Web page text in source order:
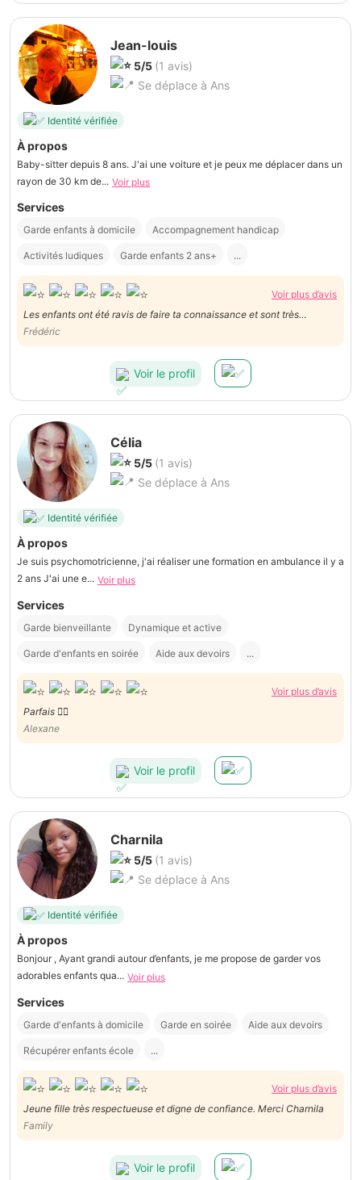
Jean-louis
5/5 (1 avis)
Se déplace à Ans
Identité vérifiée
À propos
Baby-sitter depuis 8 ans. J'ai une voiture et je peux me déplacer dans un
rayon de 30 km de... Voir plus
Services
Garde enfants à domicile Accompagnement handicap
Activités ludiques Garde enfants 2 ans+ ...
Voir plus d’avis
Les enfants ont été ravis de faire ta connaissance et sont très
enthousiastes à l'idée de te revoir. A bientôt
Frédéric
Voir le profil
Célia
5/5 (1 avis)
Se déplace à Ans
Identité vérifiée
À propos
Je suis psychomotricienne, j'ai réaliser une formation en ambulance il y a
2 ans J'ai une e... Voir plus
Services
Garde bienveillante Dynamique et active
Garde d'enfants en soirée Aide aux devoirs ...
Voir plus d’avis
Parfais 👌🏽
Alexane
Voir le profil
Charnila
5/5 (1 avis)
Se déplace à Ans
Identité vérifiée
À propos
Bonjour , Ayant grandi autour d’enfants, je me propose de garder vos
adorables enfants qua... Voir plus
Services
Garde d'enfants à domicile Garde en soirée Aide aux devoirs
Récupérer enfants école ...
Voir plus d’avis
Jeune fille très respectueuse et digne de confiance. Merci Charnila
Family
Voir le profil